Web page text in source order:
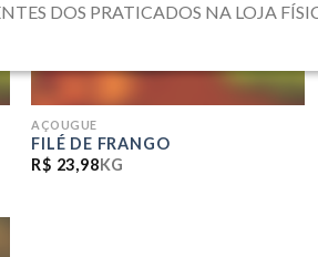
AÇOUGUE
FILÉ DE FRANGO
R$ 23,98KG
DOS PRATICADOS NA LOJA